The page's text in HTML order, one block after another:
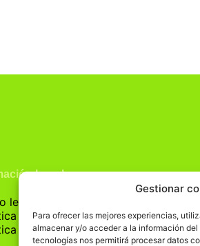
Gestionar
Para ofrecer las mejores experiencias,
almacenar y/o acceder a la información
tecnologías nos permitirá procesar datos
Legal
legal
de privacidad
de cookies